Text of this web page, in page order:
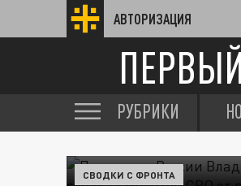
АВТОРИЗАЦИЯ
РУБРИКИ
СВОДКИ С ФРОНТА